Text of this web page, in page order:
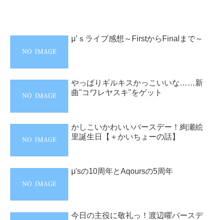
μ’ｓライブ感想～FirstからFinalまで～
やっぱりギルキスかっこいいな……新
曲"コワレヤスキ"をゲット
かしこいかわいいバースデー！絢瀬絵
里誕生日【＋かいちょーの話】
μ'sの10周年とAqoursの5周年
今日の主役に敬礼っ！渡辺曜バースデ